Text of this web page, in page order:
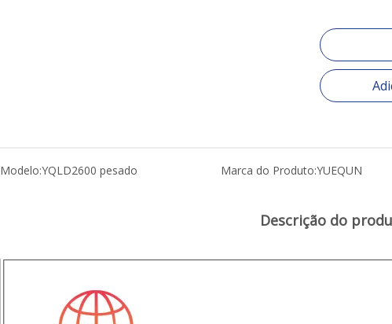
Modelo:YQLD2600 pesado Marca do Produto:YUEQUN
Descrição do